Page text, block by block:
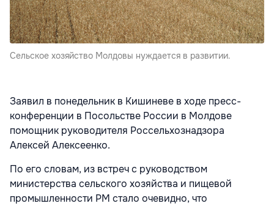
Сельское хозяйство Молдовы нуждается в развитии.
Заявил в понедельник в Кишиневе в ходе пресс-
конференции в Посольстве России в Молдове
помощник руководителя Россельхознадзора
Алексей Алексеенко.
По его словам, из встреч с руководством
министерства сельского хозяйства и пищевой
промышленности РМ стало очевидно, что